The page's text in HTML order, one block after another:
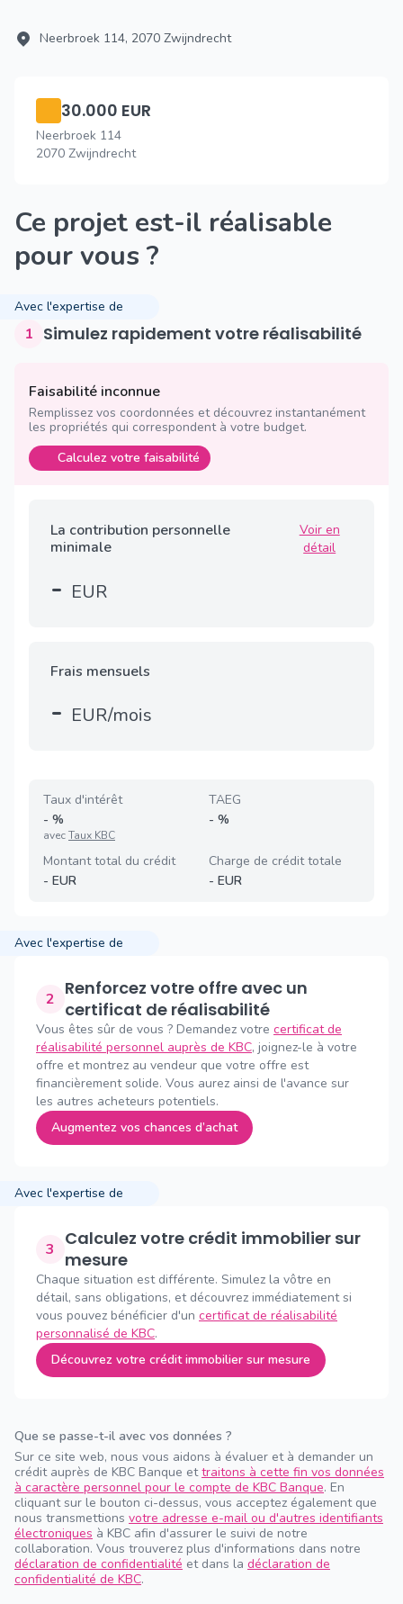
Neerbroek 114, 2070 Zwijndrecht
30.000 EUR
Neerbroek 114
2070 Zwijndrecht
Ce projet est-il réalisable
pour vous ?
Avec l'expertise de
1 Simulez rapidement votre réalisabilité
Faisabilité inconnue
Remplissez vos coordonnées et découvrez instantanément
les propriétés qui correspondent à votre budget.
Calculez votre faisabilité
La contribution personnelle
minimale
Voir en
détail
- EUR
Frais mensuels
- EUR/mois
Taux d'intérêt
- %
avecTaux KBC
TAEG
- %
Montant total du crédit
- EUR
Charge de crédit totale
- EUR
Avec l'expertise de
2 Renforcez votre offre avec un
certificat de réalisabilité
Vous êtes sûr de vous ? Demandez votre certificat de
réalisabilité personnel auprès de KBC, joignez-le à votre
offre et montrez au vendeur que votre offre est
financièrement solide. Vous aurez ainsi de l'avance sur
les autres acheteurs potentiels.
Augmentez vos chances d’achat
Avec l'expertise de
3
Calculez votre crédit immobilier sur
mesure
Chaque situation est différente. Simulez la vôtre en
détail, sans obligations, et découvrez immédiatement si
vous pouvez bénéficier d'un certificat de réalisabilité
personnalisé de KBC.
Découvrez votre crédit immobilier sur mesure
Que se passe-t-il avec vos données ?
Sur ce site web, nous vous aidons à évaluer et à demander un
crédit auprès de KBC Banque ettraitons à cette fin vos données
à caractère personnel pour le compte de KBC Banque. En
cliquant sur le bouton ci-dessus, vous acceptez également que
nous transmettions votre adresse e-mail ou d'autres identifiants
électroniques à KBC afin d'assurer le suivi de notre
collaboration. Vous trouverez plus d'informations dans notre
déclaration de confidentialité et dans la déclaration de
confidentialité de KBC.